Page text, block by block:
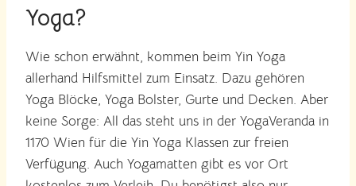
Yoga?
Wie schon erwähnt, kommen beim Yin Yoga
allerhand Hilfsmittel zum Einsatz. Dazu gehören
Yoga Blöcke, Yoga Bolster, Gurte und Decken. Aber
keine Sorge: All das steht uns in der YogaVeranda in
1170 Wien für die Yin Yoga Klassen zur freien
Verfügung. Auch Yogamatten gibt es vor Ort